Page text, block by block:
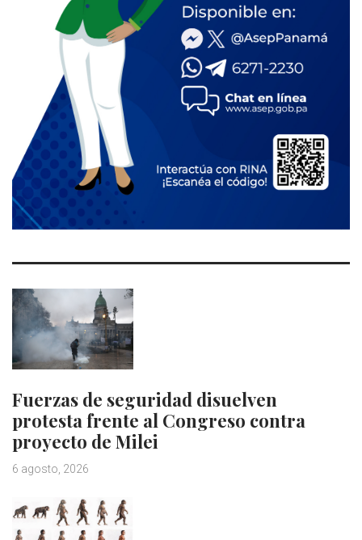
Fuerzas de seguridad disuelven
protesta frente al Congreso contra
proyecto de Milei
6 agosto, 2026